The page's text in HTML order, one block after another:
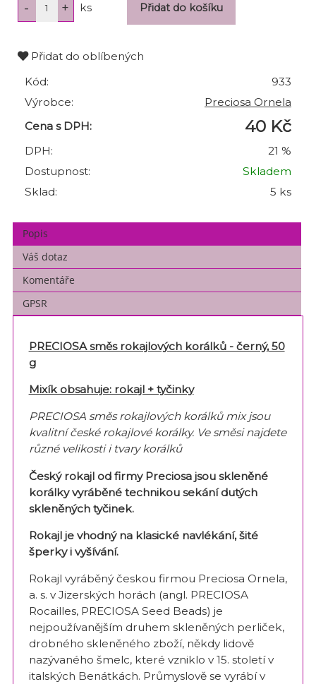
ks
Přidat do oblíbených
Kód:
933
Výrobce:
Preciosa Ornela
Cena s DPH:
40 Kč
DPH:
21 %
Dostupnost:
Skladem
Sklad:
5 ks
Popis
Váš dotaz
Komentáře
GPSR
PRECIOSA směs rokajlových korálků - černý,50
g
Mixík obsahuje: rokajl + tyčinky
PRECIOSA směs rokajlových korálků mix jsou
kvalitní české rokajlové korálky. Ve směsi najdete
různé velikosti i tvary korálků
Český rokajl od firmy Preciosa jsou skleněné
korálky vyráběné technikou sekání dutých
skleněných tyčinek.
Rokajl je vhodný na klasické navlékání, šité
šperky i vyšívání.
Rokajl vyráběný českou firmou Preciosa Ornela,
a. s. v Jizerských horách (angl. PRECIOSA
Rocailles, PRECIOSA Seed Beads) je
nejpoužívanějším druhem skleněných perliček,
drobného skleněného zboží, někdy lidově
nazývaného šmelc, které vzniklo v 15. století v
italských Benátkách. Průmyslově se vyrábí v